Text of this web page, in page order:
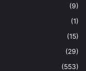
(9)
(1)
(15)
(29)
(553)